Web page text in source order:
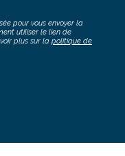
pour vous envoyer la
utiliser le lien de
plus sur la politique de